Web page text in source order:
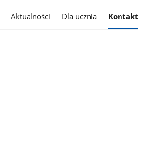
Aktualności Dla ucznia Kontakt